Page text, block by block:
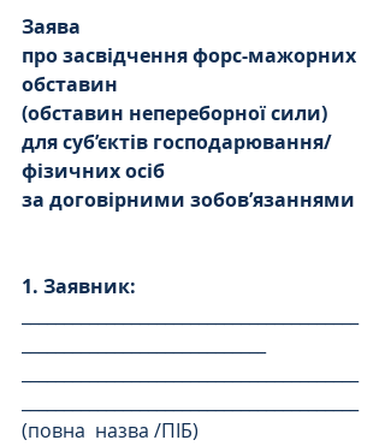
Заява
про засвідчення форс-мажорних
обставин
(обставин непереборної сили)
для суб’єктів господарювання/
фізичних осіб
за договірними зобов’язаннями
1. Заявник:
(повна  назва /ПІБ)